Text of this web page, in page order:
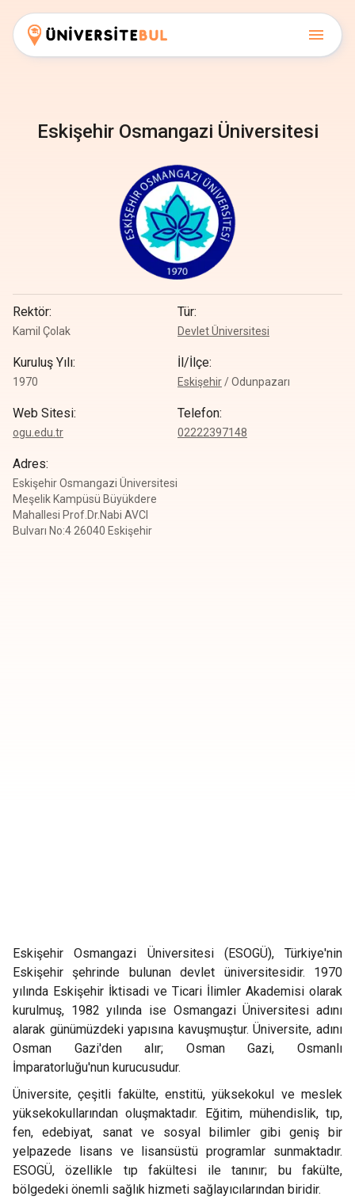
Eskişehir Osmangazi Üniversitesi
Eskişehir Osmangazi Üniversitesi (ESOGÜ), Türkiye'nin
Eskişehir şehrinde bulunan devlet üniversitesidir. 1970
yılında Eskişehir İktisadi ve Ticari İlimler Akademisi olarak
kurulmuş, 1982 yılında ise Osmangazi Üniversitesi adını
alarak günümüzdeki yapısına kavuşmuştur. Üniversite, adını
Osman Gazi'den alır; Osman Gazi, Osmanlı
İmparatorluğu'nun kurucusudur.
Üniversite, çeşitli fakülte, enstitü, yüksekokul ve meslek
yüksekokullarından oluşmaktadır. Eğitim, mühendislik, tıp,
fen, edebiyat, sanat ve sosyal bilimler gibi geniş bir
yelpazede lisans ve lisansüstü programlar sunmaktadır.
ESOGÜ, özellikle tıp fakültesi ile tanınır; bu fakülte,
bölgedeki önemli sağlık hizmeti sağlayıcılarından biridir.
Rektör:
Kamil Çolak
Tür:
Devlet Üniversitesi
Kuruluş Yılı:
1970
İl/İlçe:
Eskişehir /Odunpazarı
Web Sitesi:
ogu.edu.tr
Telefon:
02222397148
Adres:
Eskişehir Osmangazi Üniversitesi
Meşelik Kampüsü Büyükdere
Mahallesi Prof.Dr.Nabi AVCI
Bulvarı No:4 26040 Eskişehir